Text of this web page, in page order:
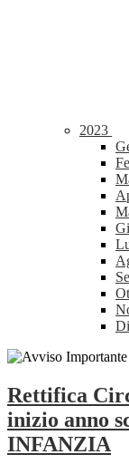
2023
Rettifica
inizio anno
INFANZIA